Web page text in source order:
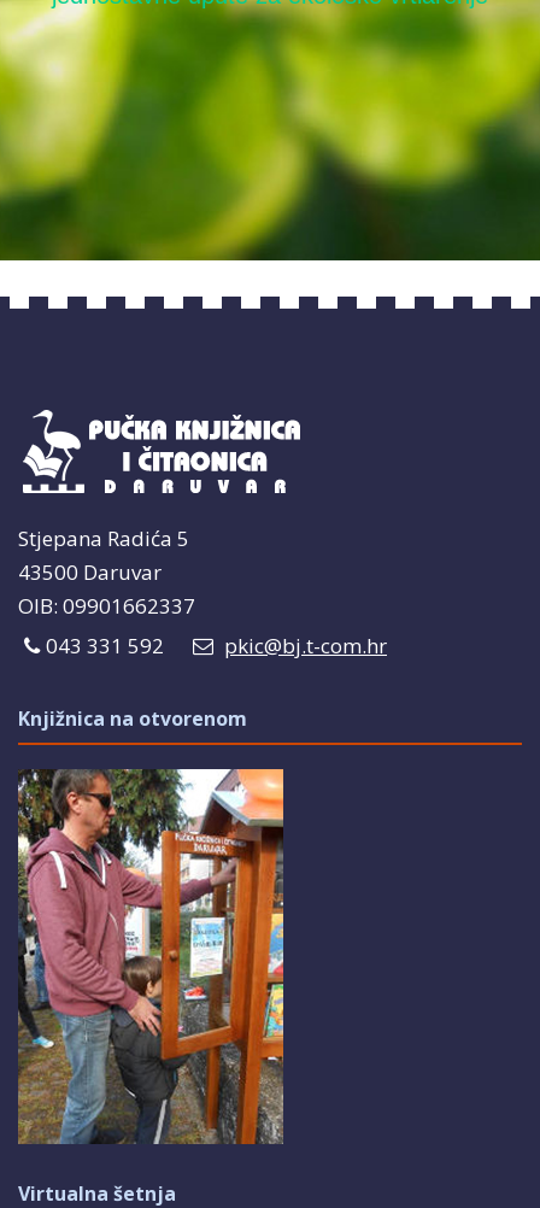
David Burnie: Zemlja: priručnik za očuvanje
Stjepana Radića 5
43500 Daruvar
OIB: 09901662337
043 331 592
pkic@bj.t-com.hr
Knjižnica na otvorenom
Virtualna šetnja